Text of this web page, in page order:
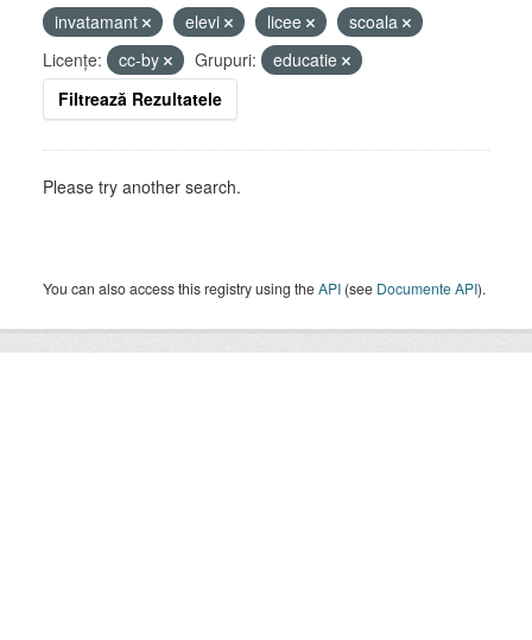
invatamant
elevi licee
scoala
Licenţe:
cc-by Grupuri:
educatie
Filtrează Rezultatele
Please try another search.
You can also access this registry using theAPI (see Documente API).